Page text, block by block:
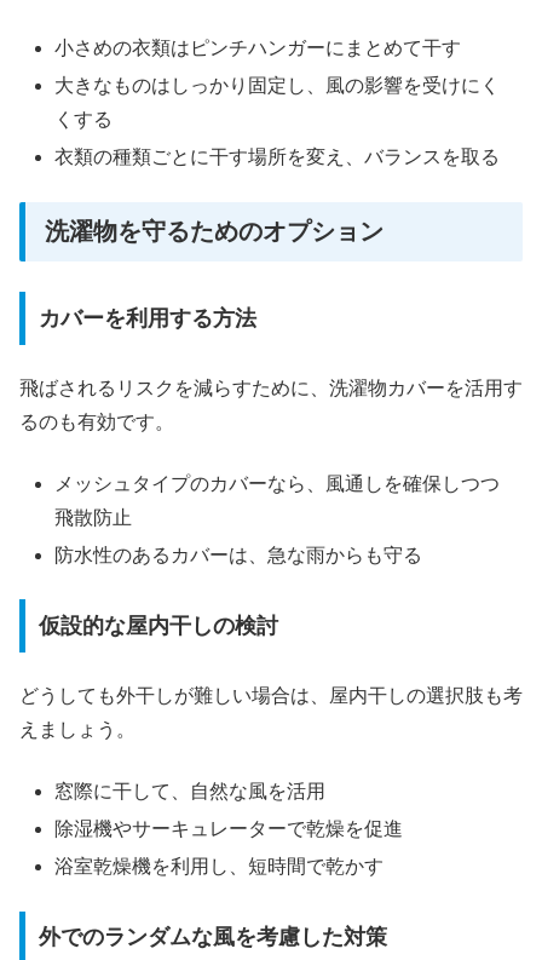
小さめの衣類はピンチハンガーにまとめて干す
大きなものはしっかり固定し、風の影響を受けにく
くする
衣類の種類ごとに干す場所を変え、バランスを取る
洗濯物を守るためのオプション
カバーを利用する方法
飛ばされるリスクを減らすために、洗濯物カバーを活用す
るのも有効です。
メッシュタイプのカバーなら、風通しを確保しつつ
飛散防止
防水性のあるカバーは、急な雨からも守る
仮設的な屋内干しの検討
どうしても外干しが難しい場合は、屋内干しの選択肢も考
えましょう。
窓際に干して、自然な風を活用
除湿機やサーキュレーターで乾燥を促進
浴室乾燥機を利用し、短時間で乾かす
外でのランダムな風を考慮した対策